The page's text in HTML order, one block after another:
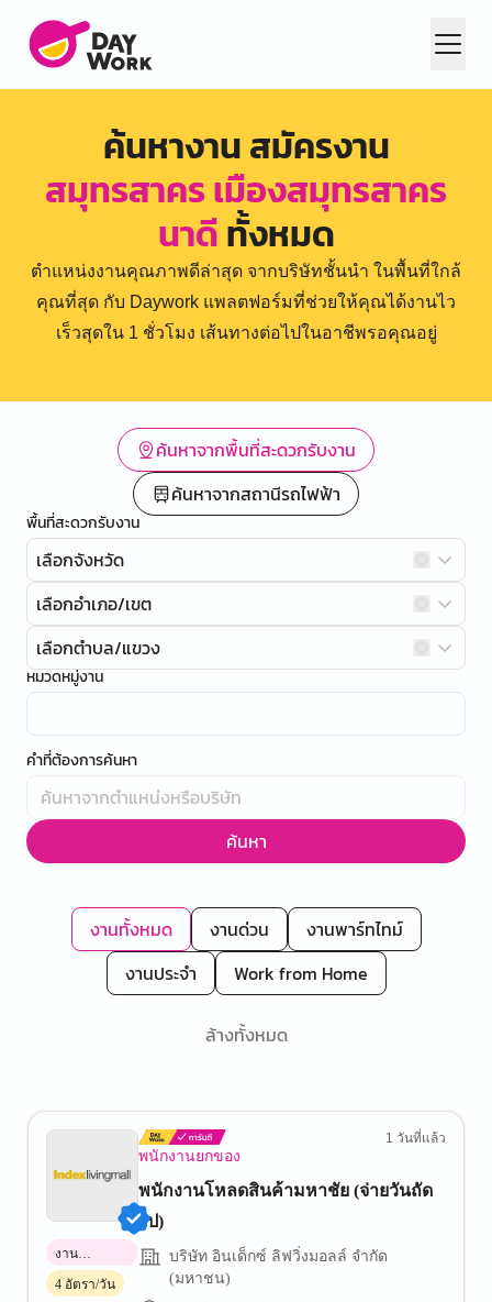
ค้นหางาน สมัครงาน
สมุทรสาคร เมืองสมุทรสาคร
นาดีทั้งหมด
ตำแหน่งงานคุณภาพดีล่าสุด จากบริษัทชั้นนำ ในพื้นที่ใกล้
คุณที่สุด กับ Daywork แพลตฟอร์มที่ช่วยให้คุณได้งานไว
เร็วสุดใน 1 ชั่วโมง เส้นทางต่อไปในอาชีพรอคุณอยู่
ค้นหาจากพื้นที่สะดวกรับงาน
ค้นหาจากสถานีรถไฟฟ้า
พื้นที่สะดวกรับงาน
เลือกจังหวัด
เลือกอำเภอ/เขต
เลือกตำบล/แขวง
หมวดหมู่งาน
คำที่ต้องการค้นหา
ค้นหา
งานทั้งหมด งานด่วน
งานพาร์ทไทม์
งานประจำ
Work from Home
ล้างทั้งหมด
พนักงานยกของ
1 วันที่แล้ว
พนักงานโหลดสินค้ามหาชัย (จ่ายวันถัด
ไป)
บริษัท อินเด็กซ์ ลิฟวิ่งมอลล์ จำกัด
(มหาชน)
งาน
พาร์ทไทม์
4 อัตรา/วัน